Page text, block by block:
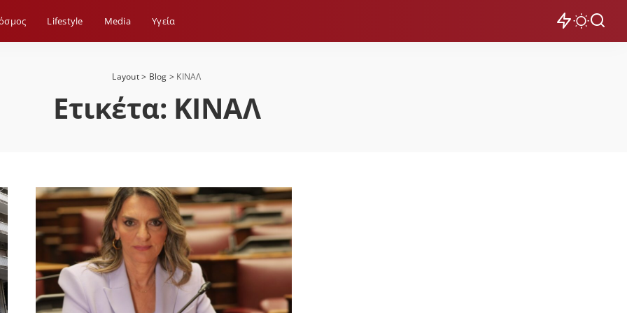
Lifestyle Media Yγεία
Layout> Blog > ΚΙΝΑΛ
Ετικέτα: ΚΙΝΑΛ